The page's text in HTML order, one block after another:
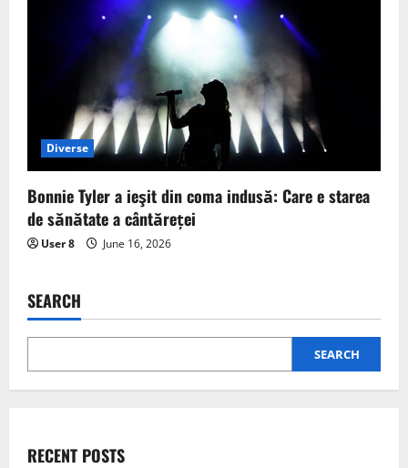
Diverse
Bonnie Tyler a ieşit din coma indusă: Care e starea
de sănătate a cântăreței
User 8 June 16, 2026
SEARCH
SEARCH
RECENT POSTS